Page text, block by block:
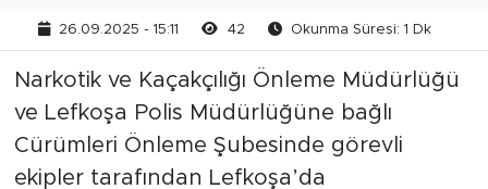
26.09.2025 - 15:11 42 Okunma Süresi: 1 Dk
Narkotik ve Kaçakçılığı Önleme Müdürlüğü
ve Lefkoşa Polis Müdürlüğüne bağlı
Cürümleri Önleme Şubesinde görevli
ekipler tarafından Lefkoşa’da